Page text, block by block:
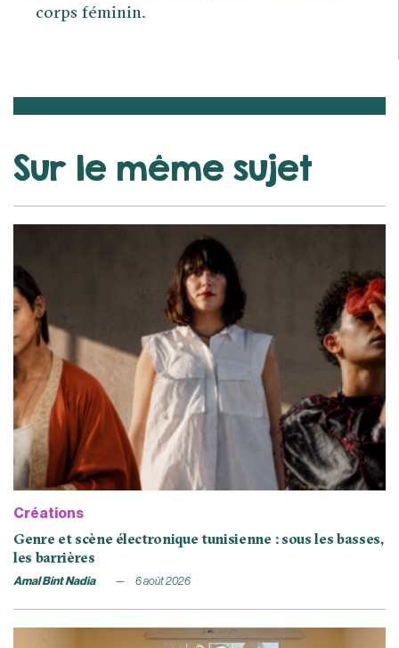
corps féminin.
Sur le même sujet
Créations
Genre et scène électronique tunisienne : sous les basses,
les barrières
Amal Bint Nadia 6 août 2026